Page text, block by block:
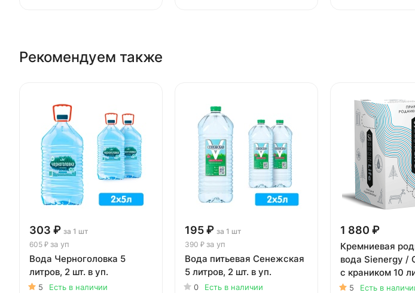
Рекомендуем также
303 ₽ за 1 шт
605 ₽ за уп
Вода Черноголовка 5
литров, 2 шт. в уп.
5
Есть в наличии
195 ₽ за 1 шт
390 ₽ за уп
Вода питьевая Сенежская
5 литров, 2 шт. в уп.
0
Есть в наличии
1 880 ₽
Кремниевая
вода Sienergy /
с краником 10
5
Есть в